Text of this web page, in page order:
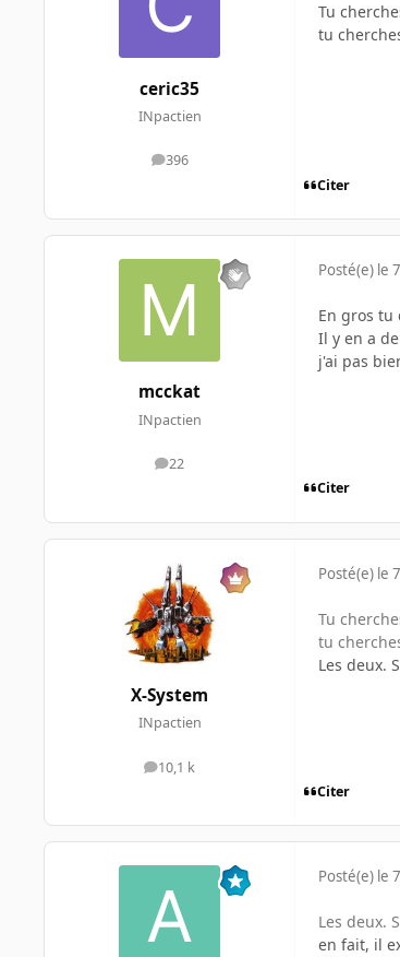
ceric35
INpactien
396
messages
Tu
tu
Citer
mcckat
INpactien
22
messages
Posté(e) le
En gros tu
Il y en a
j'ai pas
Citer
X-System
INpactien
10,1 k
messages
Posté(e) le
Tu
tu
Les deux.
Citer
Posté(e) le
Les deux.
en fait, il